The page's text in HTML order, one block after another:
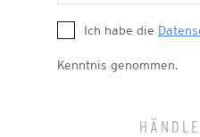
Ich habe die
Kenntnis genommen.